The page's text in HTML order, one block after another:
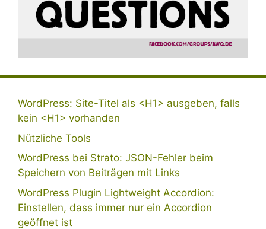
WordPress: Site-Titel als <H1> ausgeben, falls
kein <H1> vorhanden
Nützliche Tools
WordPress bei Strato: JSON-Fehler beim
Speichern von Beiträgen mit Links
WordPress Plugin Lightweight Accordion:
Einstellen, dass immer nur ein Accordion
geöffnet ist